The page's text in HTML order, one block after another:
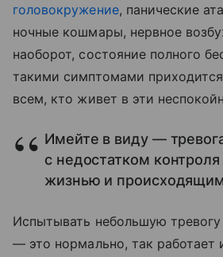
головокружение, панические
ночные кошмары, нервное
наоборот, состояние полного
такими симптомами приходится
всем, кто живет в эти
Имейте в виду —
с недостатком
жизнью и происходящим
Испытывать небольшую
— это нормально, так работает